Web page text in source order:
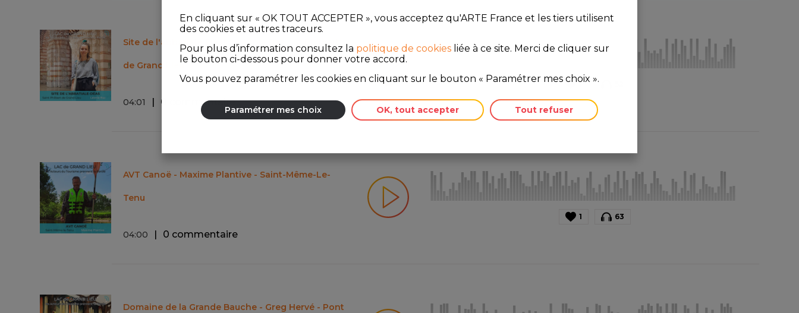
Site de l'abbatiale-Déas - Léonie Baz - St Philbert
de Grand Lieu
04:01 0 commentaire
1
AVT Canoë - Maxime Plantive - Saint-Même-Le-
Tenu
04:00 0 commentaire
1 63
Domaine de la Grande Bauche - Greg Hervé - Pont
En cliquant sur « OK TOUT ACCEPTER », vous acceptez qu'ARTE France et les tiers utilisent
des cookies et autres traceurs.
Pour plus d’information consultez la politique de cookies liée à ce site. Merci de cliquer sur
le bouton ci-dessous pour donner votre accord.
Vous pouvez paramétrer les cookies en cliquant sur le bouton « Paramétrer mes choix ».
Paramétrer mes choix OK, tout accepter Tout refuser